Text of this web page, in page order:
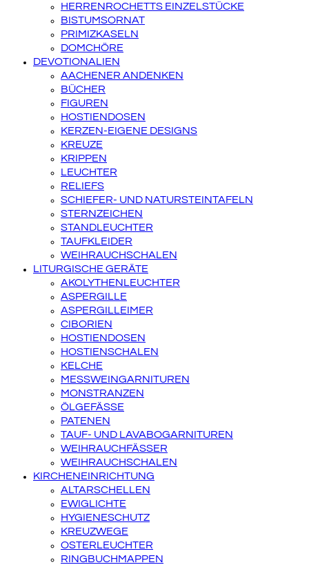
HERRENROCHETTS EINZELSTÜCKE
BISTUMSORNAT
PRIMIZKASELN
DOMCHÖRE
DEVOTIONALIEN
AACHENER ANDENKEN
BÜCHER
FIGUREN
HOSTIENDOSEN
KERZEN-EIGENE DESIGNS
KREUZE
KRIPPEN
LEUCHTER
RELIEFS
SCHIEFER- UND NATURSTEINTAFELN
STERNZEICHEN
STANDLEUCHTER
TAUFKLEIDER
WEIHRAUCHSCHALEN
LITURGISCHE GERÄTE
AKOLYTHENLEUCHTER
ASPERGILLE
ASPERGILLEIMER
CIBORIEN
HOSTIENDOSEN
HOSTIENSCHALEN
KELCHE
MESSWEINGARNITUREN
MONSTRANZEN
ÖLGEFÄSSE
PATENEN
TAUF- UND LAVABOGARNITUREN
WEIHRAUCHFÄSSER
WEIHRAUCHSCHALEN
KIRCHENEINRICHTUNG
ALTARSCHELLEN
EWIGLICHTE
HYGIENESCHUTZ
KREUZWEGE
OSTERLEUCHTER
RINGBUCHMAPPEN